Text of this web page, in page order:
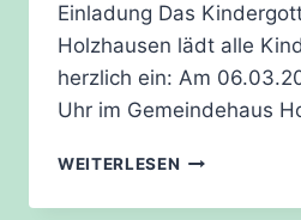
Einladung Das
Holzhausen lädt alle
herzlich ein: Am
Uhr im Gemeindehaus
WEITERLESEN
MIT